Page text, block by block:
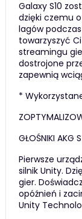
Galaxy S10
dzięki czemu
lagów
towarzyszyć
streamingu
dostrojone
zapewnią
*
GŁOŚNIKI AKG
Pierwsze
silnik Unity.
gier.
opóźnień i
Unity